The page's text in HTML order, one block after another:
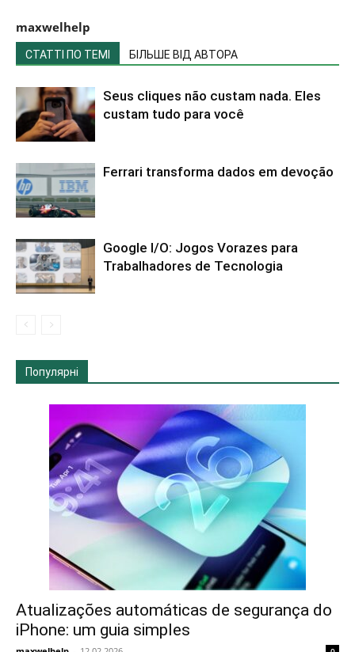
maxwelhelp
СТАТТІ ПО ТЕМІ БІЛЬШЕ ВІД АВТОРА
Seus cliques não custam nada. Eles
custam tudo para você
Ferrari transforma dados em devoção
Google I/O: Jogos Vorazes para
Trabalhadores de Tecnologia
Популярні
Atualizações automáticas de segurança do
iPhone: um guia simples